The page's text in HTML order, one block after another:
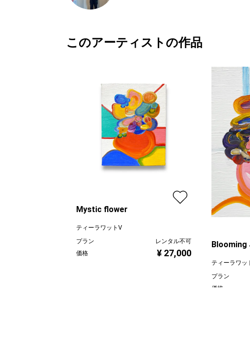
このアーティストの作品
Mystic flower
ティーラワットV
プラン
レンタル不可
価格
¥ 27,000
Blooming
ティーラワッ
プラン
価格